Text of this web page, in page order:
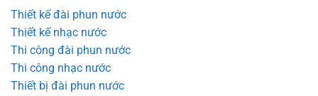
Thiết kế đài phun nước
Thiết kế nhạc nước
Thi công đài phun nước
Thi công nhạc nước
Thiết bị đài phun nước